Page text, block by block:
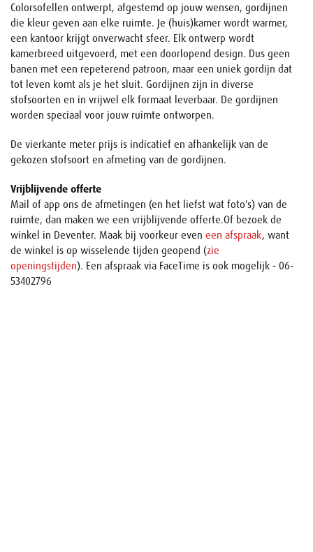
Colorsofellen ontwerpt, afgestemd op jouw wensen, gordijnen
die kleur geven aan elke ruimte. Je (huis)kamer wordt warmer,
een kantoor krijgt onverwacht sfeer. Elk ontwerp wordt
kamerbreed uitgevoerd, met een doorlopend design. Dus geen
banen met een repeterend patroon, maar een uniek gordijn dat
tot leven komt als je het sluit. Gordijnen zijn in diverse
stofsoorten en in vrijwel elk formaat leverbaar. De gordijnen
worden speciaal voor jouw ruimte ontworpen.
De vierkante meter prijs is indicatief en afhankelijk van de
gekozen stofsoort en afmeting van de gordijnen.
Vrijblijvende offerte
Mail of app ons de afmetingen (en het liefst wat foto's) van de
ruimte, dan maken we een vrijblijvende offerte.Of bezoek de
winkel in Deventer. Maak bij voorkeur even een afspraak, want
de winkel is op wisselende tijden geopend (zie
openingstijden). Een afspraak via FaceTime is ook mogelijk - 06-
53402796